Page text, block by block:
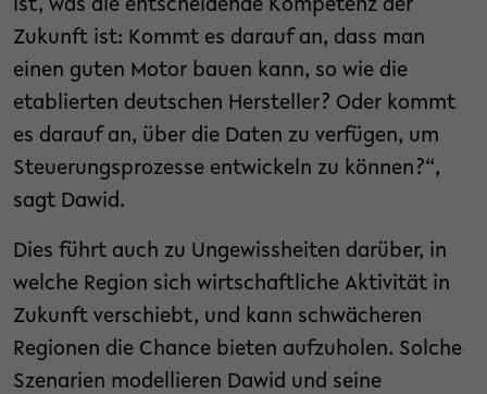
ist, was die entscheidende Kompetenz der
Zukunft ist: Kommt es darauf an, dass man
einen guten Motor bauen kann, so wie die
etablierten deutschen Hersteller? Oder kommt
es darauf an, über die Daten zu verfügen, um
Steuerungsprozesse entwickeln zu können?“,
sagt Dawid.
Dies führt auch zu Ungewissheiten darüber, in
welche Region sich wirtschaftliche Aktivität in
Zukunft verschiebt, und kann schwächeren
Regionen die Chance bieten aufzuholen. Solche
Szenarien modellieren Dawid und seine